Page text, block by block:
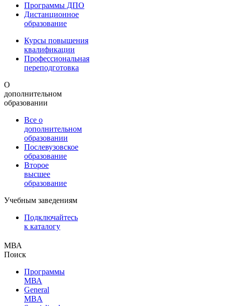
Программы ДПО
Дистанционное
образование
Курсы повышения
квалификации
Профессиональная
переподготовка
О
дополнительном
образовании
Все о
дополнительном
образовании
Послевузовское
образование
Второе
высшее
образование
Учебным заведениям
Подключайтесь
к каталогу
МВА
Поиск
Программы
МВА
General
MBA